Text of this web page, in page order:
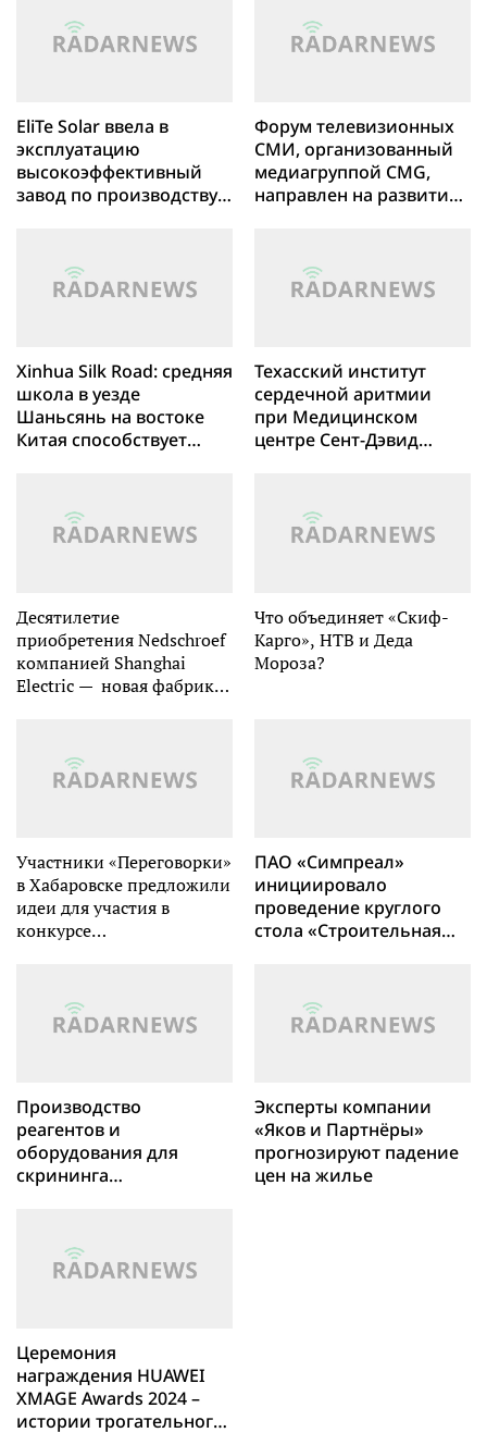
EliTe Solar ввела в
эксплуатацию
высокоэффективный
завод по производству
Форум телевизионных
СМИ, организованный
медиагруппой CMG,
направлен на развитие
Глобального Юга
Xinhua Silk Road: средняя
школа в уезде
Шаньсянь на востоке
Китая способствует
между Китаем и
Россией
Техасский институт
сердечной аритмии
при Медицинском
центре Сент-Дэвид
абляции с двойным
источником энергии
Десятилетие
приобретения Nedschroef
компанией Shanghai
Electric — новая фабрика
Что объединяет «Скиф-
Карго», НТВ и Деда
Мороза?
Участники «Переговорки»
в Хабаровске предложили
идеи для участия в
конкурсе
ПАО «Симпреал»
инициировало
проведение круглого
стола «Строительная
Производство
реагентов и
оборудования для
скрининга
России и Индии
Эксперты компании
«Яков и Партнёры»
прогнозируют падение
цен на жилье
Церемония
награждения HUAWEI
XMAGE Awards 2024 –
истории трогательного